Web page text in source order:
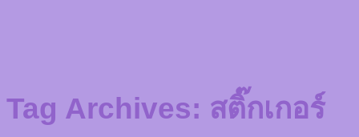
Tag Archives: สติ๊กเกอร์